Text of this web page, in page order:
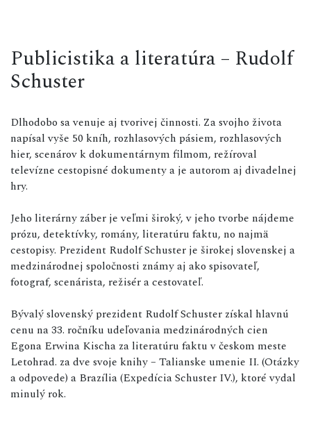
Publicistika a literatúra – Rudolf
Schuster
Dlhodobo sa venuje aj tvorivej činnosti. Za svojho života
napísal vyše 50 kníh, rozhlasových pásiem, rozhlasových
hier, scenárov k dokumentárnym filmom, režíroval
televízne cestopisné dokumenty a je autorom aj divadelnej
hry.
Jeho literárny záber je veľmi široký, v jeho tvorbe nájdeme
prózu, detektívky, romány, literatúru faktu, no najmä
cestopisy. Prezident Rudolf Schuster je širokej slovenskej a
medzinárodnej spoločnosti známy aj ako spisovateľ,
fotograf, scenárista, režisér a cestovateľ.
Bývalý slovenský prezident Rudolf Schuster získal hlavnú
cenu na 33. ročníku udeľovania medzinárodných cien
Egona Erwina Kischa za literatúru faktu v českom meste
Letohrad. za dve svoje knihy – Talianske umenie II. (Otázky
a odpovede) a Brazília (Expedícia Schuster IV.), ktoré vydal
minulý rok.